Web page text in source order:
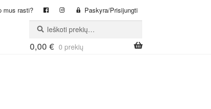
Paskyra/Prisijungti
mus rasti?
Ieškoti:
Ieškoti
0,00 € 0 prekių